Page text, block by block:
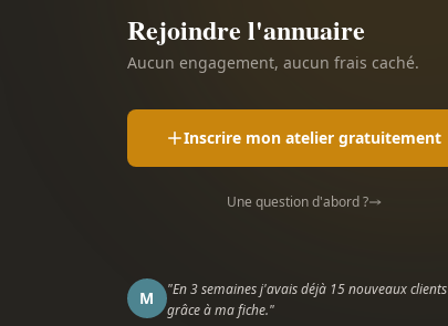
Rejoindre l'annuaire
Aucun engagement, aucun frais caché.
Inscrire mon atelier gratuitement
Une question d'abord ?
M
"En 3 semaines j'avais déjà 15 nouveaux clients
grâce à ma fiche."